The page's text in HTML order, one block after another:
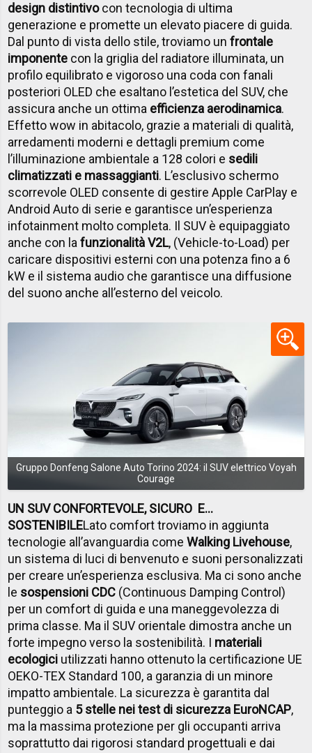
design distintivocon tecnologia di ultima
generazione e promette un elevato piacere di guida.
Dal punto di vista dello stile, troviamo unfrontale
imponente con la griglia del radiatore illuminata, un
profilo equilibrato e vigoroso una coda con fanali
posteriori OLED che esaltano l’estetica del SUV, che
assicura anche un ottima efficienza aerodinamica.
Effetto wow in abitacolo, grazie a materiali di qualità,
arredamenti moderni e dettagli premium come
l’illuminazione ambientale a 128 colori e sedili
climatizzati e massaggianti. L’esclusivo schermo
scorrevole OLED consente di gestire Apple CarPlay e
Android Auto di serie e garantisce un’esperienza
infotainment molto completa. Il SUV è equipaggiato
anche con lafunzionalità V2L, (Vehicle-to-Load) per
caricare dispositivi esterni con una potenza fino a 6
kW e il sistema audio che garantisce una diffusione
del suono anche all’esterno del veicolo.
Gruppo Donfeng Salone Auto Torino 2024: il SUV elettrico Voyah
Courage
UN SUV CONFORTEVOLE, SICURO E…
SOSTENIBILELato comfort troviamo in aggiunta
tecnologie all’avanguardia comeWalking Livehouse,
un sistema di luci di benvenuto e suoni personalizzati
per creare un’esperienza esclusiva. Ma ci sono anche
le sospensioni CDC (Continuous Damping Control)
per un comfort di guida e una maneggevolezza di
prima classe. Ma il SUV orientale dimostra anche un
forte impegno verso la sostenibilità. I materiali
ecologici utilizzati hanno ottenuto la certificazione UE
OEKO-TEX Standard 100, a garanzia di un minore
impatto ambientale. La sicurezza è garantita dal
punteggio a 5 stelle nei test di sicurezza EuroNCAP,
ma la massima protezione per gli occupanti arriva
soprattutto dai rigorosi standard progettuali e dai